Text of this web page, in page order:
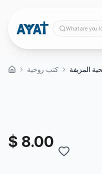
What are you
كتب روحية المزيفة
$ 8.00